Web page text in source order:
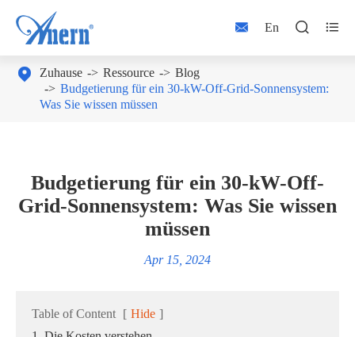
 En  
 Zuhause Ressource
Blog
Budgetierung für ein 30-kW-Off-Grid-Sonnensystem:
Was Sie wissen müssen
Budgetierung für ein 30-kW-Off-
Grid-Sonnensystem: Was Sie wissen
müssen
Apr 15, 2024
Table of Content [ Hide ]